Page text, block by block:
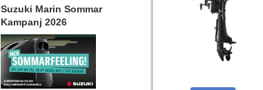
Suzuki Marin Sommar
Kampanj 2026